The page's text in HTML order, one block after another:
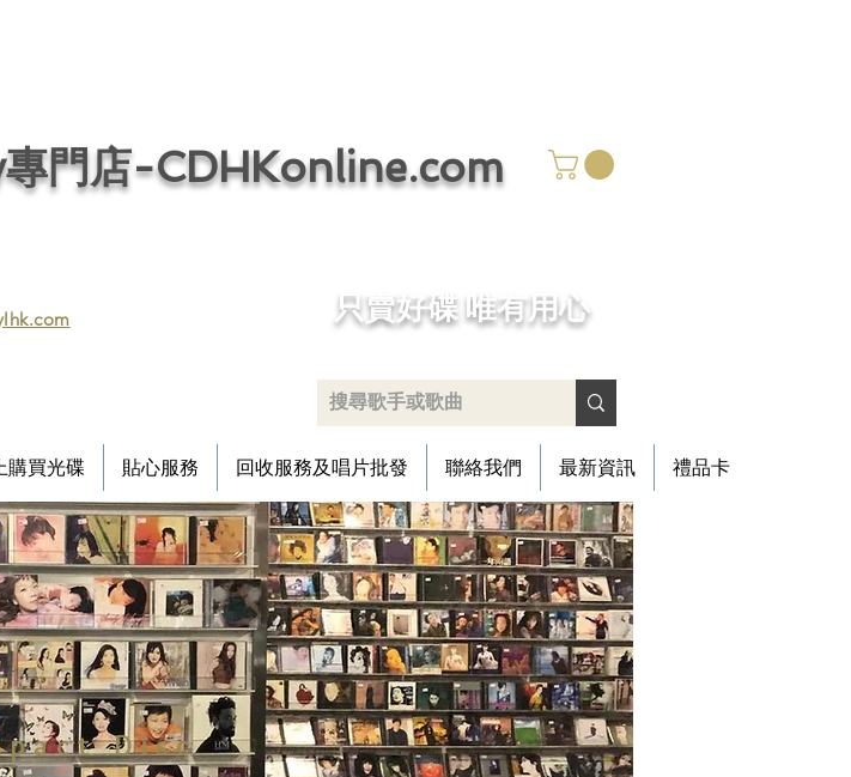
門店-CDHKonline.com
​只賣好碟 唯有用心
購買光碟 貼心服務 回收服務及唱片批發 聯絡我們 最新資訊 禮品卡
Disc